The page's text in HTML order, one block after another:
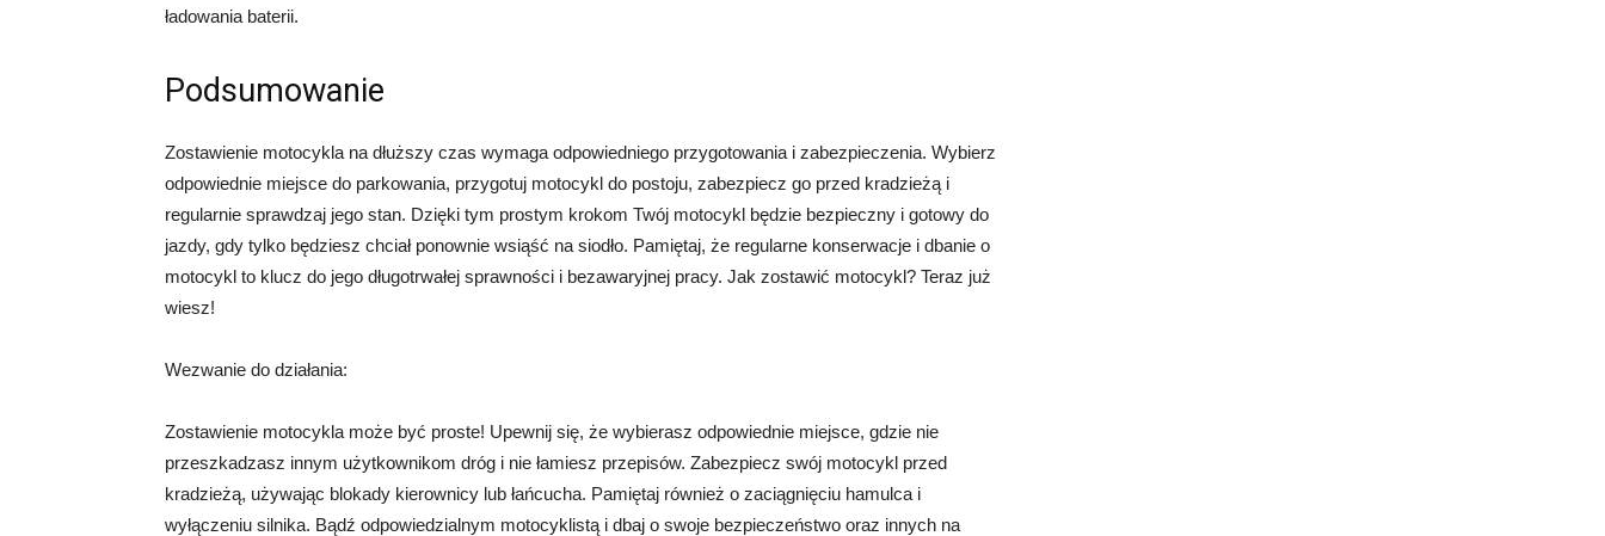
ładowania baterii.
Podsumowanie
Zostawienie motocykla na dłuższy czas wymaga odpowiedniego przygotowania i zabezpieczenia. Wybierz
odpowiednie miejsce do parkowania, przygotuj motocykl do postoju, zabezpiecz go przed kradzieżą i
regularnie sprawdzaj jego stan. Dzięki tym prostym krokom Twój motocykl będzie bezpieczny i gotowy do
jazdy, gdy tylko będziesz chciał ponownie wsiąść na siodło. Pamiętaj, że regularne konserwacje i dbanie o
motocykl to klucz do jego długotrwałej sprawności i bezawaryjnej pracy. Jak zostawić motocykl? Teraz już
wiesz!
Wezwanie do działania:
Zostawienie motocykla może być proste! Upewnij się, że wybierasz odpowiednie miejsce, gdzie nie
przeszkadzasz innym użytkownikom dróg i nie łamiesz przepisów. Zabezpiecz swój motocykl przed
kradzieżą, używając blokady kierownicy lub łańcucha. Pamiętaj również o zaciągnięciu hamulca i
wyłączeniu silnika. Bądź odpowiedzialnym motocyklistą i dbaj o swoje bezpieczeństwo oraz innych na